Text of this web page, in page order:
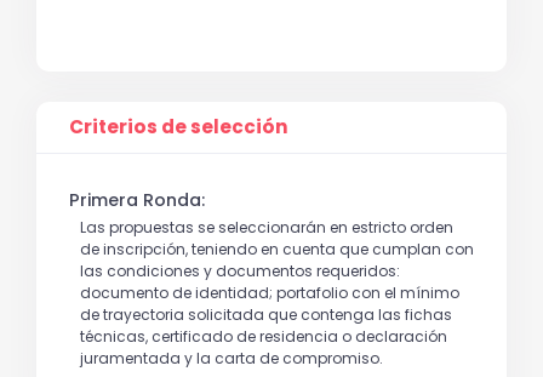
Criterios de selección
Primera Ronda:
Las propuestas se seleccionarán en estricto orden
de inscripción, teniendo en cuenta que cumplan con
las condiciones y documentos requeridos:
documento de identidad; portafolio con el mínimo
de trayectoria solicitada que contenga las fichas
técnicas, certificado de residencia o declaración
juramentada y la carta de compromiso.